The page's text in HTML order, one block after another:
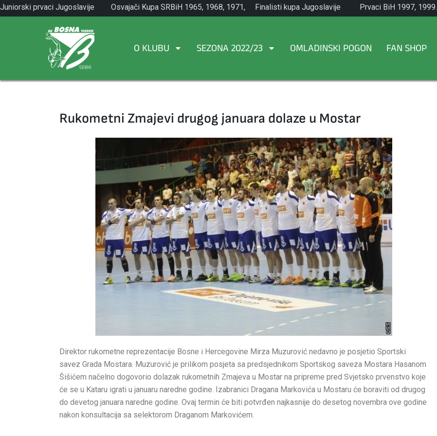
Skip
to
Juniorski prvaci Jugoslavije
1971.
Osvajači Kupa SRBiH 1965, 1968, 1971,
1982.
Finalisti kupa Jugoslavije
1965.
Prvaci BiH 1997, 1999.
O KLUBU SEZONA 2022/23 OMLADINSKI POGON FAN SHOP
Rukometni Zmajevi drugog januara dolaze u Mostar
Direktor rukometne reprezentacije Bosne i Hercegovine Mirza Muzurović nedavno je posjetio Sportski
savez Grada Mostara. Muzurović je prilikom posjeta sa predsjednikom Sportskog saveza Mostara Hasanom
Šišićem načelno dogovorio dolazak rukometnih Zmajeva u Mostar na pripreme pred Svjetsko prvenstvo koje
će se u Kataru igrati u januaru naredne godine. Izabranici Dragana Markovića u Mostaru će boraviti od drugog
do devetog januara naredne godine. Ovaj termin će biti potvrđen najkasnije do desetog novembra ove godine
nakon konsultacija sa selektorom Draganom Markovićem.